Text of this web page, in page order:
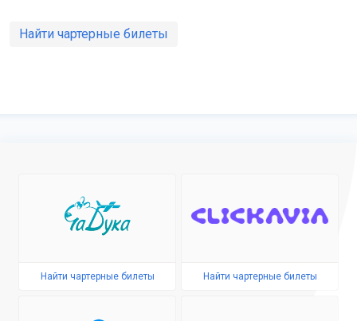
Найти чартерные билеты
Найти чартерные билеты Найти чартерные билеты